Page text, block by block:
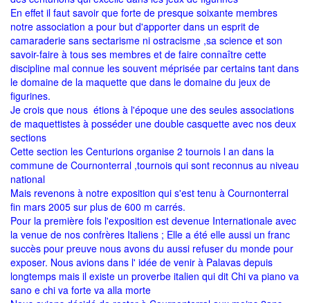
En effet il faut savoir que forte de presque soixante membres
notre association a pour but d'apporter dans un esprit de
camaraderie sans sectarisme ni ostracisme ,sa science et son
savoir-faire à tous ses membres et de faire connaître cette
discipline mal connue les souvent méprisée par certains tant dans
le domaine de la maquette que dans le domaine du jeux de
figurines.
Je crois que nous étions à l'époque une des seules associations
de maquettistes à posséder une double casquette avec nos deux
sections
Cette section les Centurions organise 2 tournois l an dans la
commune de Cournonterral ,tournois qui sont reconnus au niveau
national
Mais revenons à notre exposition qui s'est tenu à Cournonterral
fin mars 2005 sur plus de 600 m carrés.
Pour la première fois l'exposition est devenue Internationale avec
la venue de nos confrères Italiens ; Elle a été elle aussi un franc
succès pour preuve nous avons du aussi refuser du monde pour
exposer. Nous avions dans l' idée de venir à Palavas depuis
longtemps mais il existe un proverbe italien qui dit Chi va piano va
sano e chi va forte va alla morte